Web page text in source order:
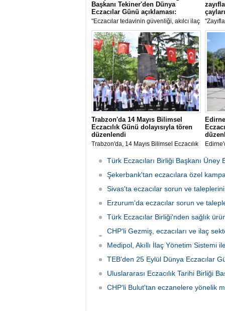
Başkanı Tekiner'den Dünya
Eczacılar Günü açıklaması:
"Eczacılar tedavinin güvenliği, akılcı ilaç
kullanımı ve erişimin sürekliliğinde kilit
rol üstlenen sağlık profesyonelleridir"
halk
Trabzon'da 14 Mayıs Bilimsel
Eczacılık Günü dolayısıyla tören
düzenlendi
Trabzon'da, 14 Mayıs Bilimsel Eczacılık
düzenlendi.
Türk Eczacıları Birliği Başkanı Üney
Şekerbank'tan eczacılara özel
Sivas'ta eczacılar sorun ve taleplerini
Erzurum'da eczacılar sorun ve
Türk Eczacılar Birliği'nden sağlık
CHP'li Gezmiş, eczacıları ve ilaç
istedi
Medipol, Akıllı İlaç Yönetim Sistemi
TEB'den 25 Eylül Dünya Eczacılar
Uluslararası Eczacılık Tarihi Birliği
CHP'li Bulut'tan eczanelere yönelik